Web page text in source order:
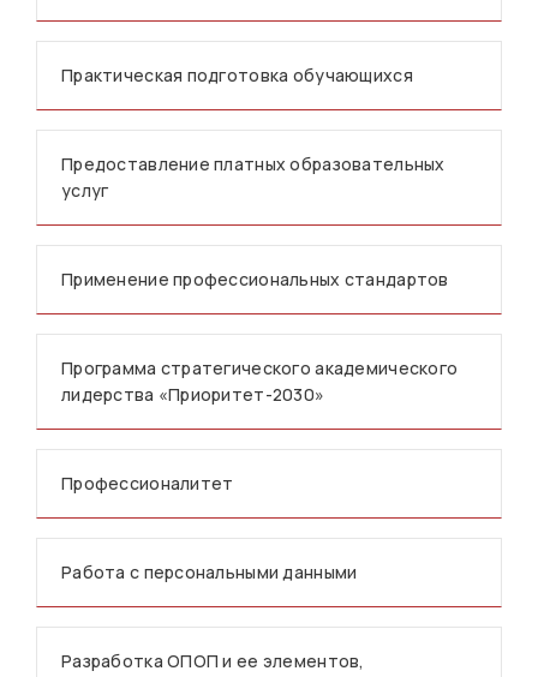
Практическая подготовка обучающихся
Предоставление платных образовательных
услуг
Применение профессиональных стандартов
Программа стратегического академического
лидерства «Приоритет-2030»
Профессионалитет
Работа с персональными данными
Разработка ОПОП и ее элементов,